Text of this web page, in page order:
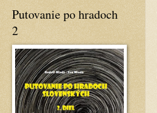
Putovanie po hradoch
2